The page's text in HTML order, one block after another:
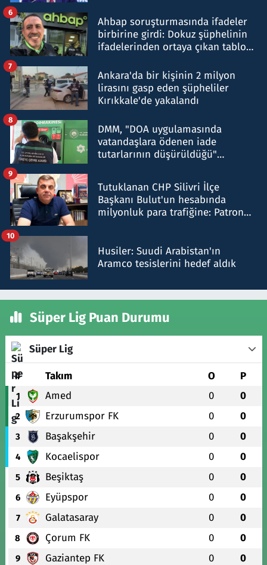
Ahbap soruşturmasında ifadeler
birbirine girdi: Dokuz şüphelinin
ifadelerinden ortaya çıkan tablo
6
Ankara'da bir kişinin 2 milyon
lirasını gasp eden şüpheliler
Kırıkkale'de yakalandı
7
DMM, "DOA uygulamasında
vatandaşlara ödenen iade
tutarlarının düşürüldüğü"
8
Tutuklanan CHP Silivri İlçe
Başkanı Bulut'un hesabında
milyonluk para trafiğine: Patron
9
Husiler: Suudi Arabistan'ın
Aramco tesislerini hedef aldık
10
Süper Lig Puan Durumu
Süper Lig
# Takım O P
1 Amed 0 0
2 Erzurumspor FK 0 0
3 Başakşehir 0 0
4 Kocaelispor 0 0
5 Beşiktaş 0 0
6 Eyüpspor 0 0
7 Galatasaray 0 0
8 Çorum FK 0 0
9 Gaziantep FK 0 0